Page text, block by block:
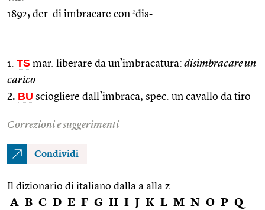
1892; der. di imbracare con 2dis-.
1. TS mar. liberare da un’imbracatura: disimbracare un
carico
2. BU sciogliere dall’imbraca, spec. un cavallo da tiro
Correzioni e suggerimenti
Condividi
Il dizionario di italiano dalla a alla z
A B C D E F G H I J K L M N O P Q